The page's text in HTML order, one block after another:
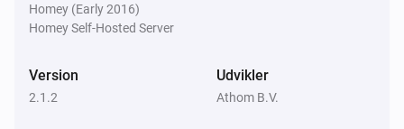
Homey (Early 2016)
Homey Self-Hosted Server
Version
2.1.2
Udvikler
Athom B.V.